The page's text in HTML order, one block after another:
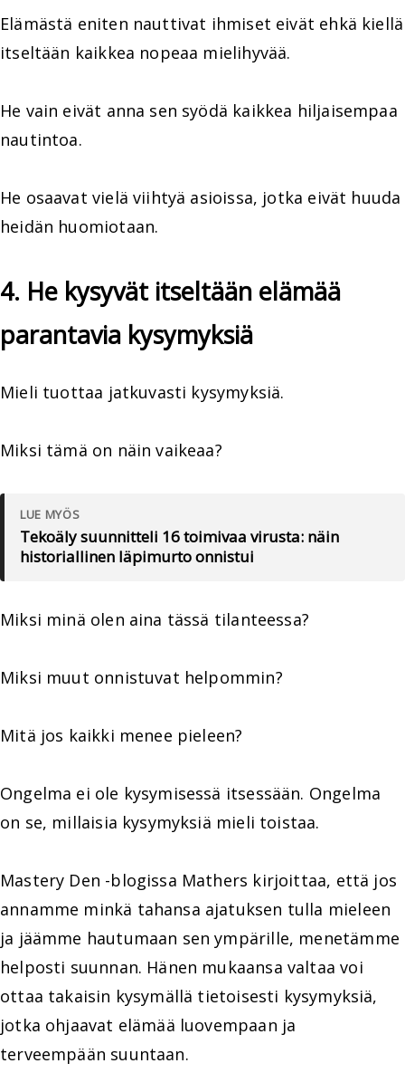
Elämästä eniten nauttivat ihmiset eivät ehkä kiellä
itseltään kaikkea nopeaa mielihyvää.
He vain eivät anna sen syödä kaikkea hiljaisempaa
nautintoa.
He osaavat vielä viihtyä asioissa, jotka eivät huuda
heidän huomiotaan.
4. He kysyvät itseltään elämää
parantavia kysymyksiä
Mieli tuottaa jatkuvasti kysymyksiä.
Miksi tämä on näin vaikeaa?
LUE MYÖS
Tekoäly suunnitteli 16 toimivaa virusta: näin
historiallinen läpimurto onnistui
Miksi minä olen aina tässä tilanteessa?
Miksi muut onnistuvat helpommin?
Mitä jos kaikki menee pieleen?
Ongelma ei ole kysymisessä itsessään. Ongelma
on se, millaisia kysymyksiä mieli toistaa.
Mastery Den -blogissa Mathers kirjoittaa, että jos
annamme minkä tahansa ajatuksen tulla mieleen
ja jäämme hautumaan sen ympärille, menetämme
helposti suunnan. Hänen mukaansa valtaa voi
ottaa takaisin kysymällä tietoisesti kysymyksiä,
jotka ohjaavat elämää luovempaan ja
terveempään suuntaan.